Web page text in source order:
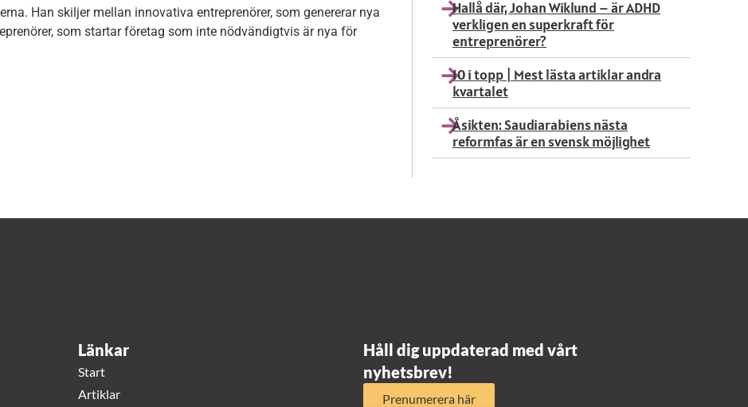
Han skiljer mellan innovativa entreprenörer, som genererar nya
som startar företag som inte nödvändigtvis är nya för
Hallå där, Johan Wiklund – är ADHD
verkligen en superkraft för
entreprenörer?
10 i topp | Mest lästa artiklar andra
kvartalet
Åsikten: Saudiarabiens nästa
reformfas är en svensk möjlighet
Länkar
Start
Artiklar
Håll dig uppdaterad med vårt
nyhetsbrev!
Prenumerera här